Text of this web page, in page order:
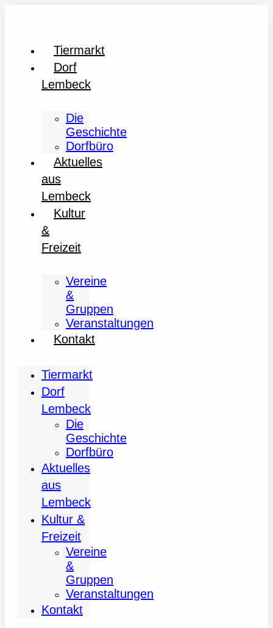
Tiermarkt
Dorf
Lembeck
Die
Geschichte
Dorfbüro
Aktuelles
aus
Lembeck
Kultur
&
Freizeit
Vereine
&
Gruppen
Veranstaltungen
Kontakt
Tiermarkt
Dorf
Lembeck
Die
Geschichte
Dorfbüro
Aktuelles
aus
Lembeck
Kultur &
Freizeit
Vereine
&
Gruppen
Veranstaltungen
Kontakt